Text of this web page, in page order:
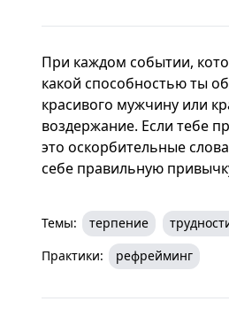
При каждом событии,
какой способностью ты
красивого мужчину или
воздержание. Если тебе
это оскорбительные
себе правильную
Темы: терпение
Практики:
рефрейминг